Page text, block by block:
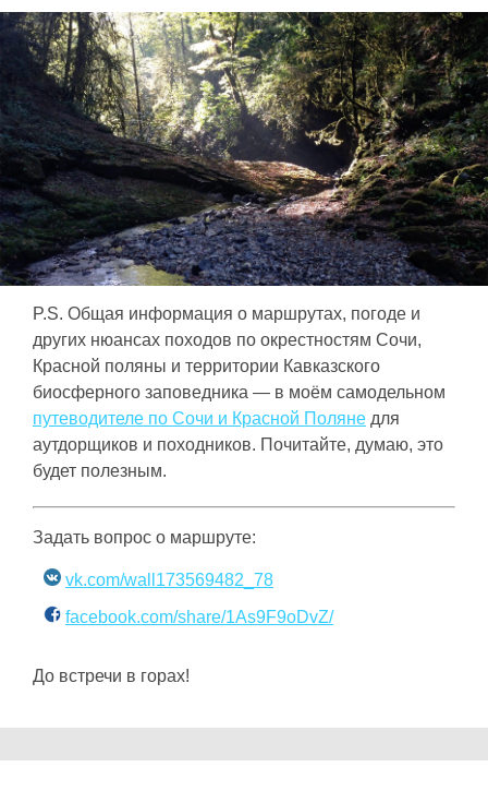
P.S. Общая информация о маршрутах, погоде и
других нюансах походов по окрестностям Сочи,
Красной поляны и территории Кавказского
биосферного заповедника — в моём самодельном
путеводителе по Сочи и Красной Поляне для
аутдорщиков и походников. Почитайте, думаю, это
будет полезным.
Задать вопрос о маршруте:
vk.com/wall173569482_78
facebook.com/share/1As9F9oDvZ/
До встречи в горах!